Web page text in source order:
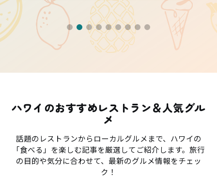
ハワイのおすすめレストラン＆人気グル
メ
話題のレストランからローカルグルメまで、ハワイの
「食べる」を楽しむ記事を厳選してご紹介します。旅行
の目的や気分に合わせて、最新のグルメ情報をチェッ
ク！